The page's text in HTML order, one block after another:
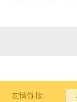
友情链接: